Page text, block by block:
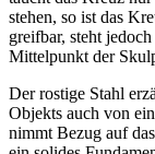
stehen, so ist das
greifbar, steht
Mittelpunkt der
Der rostige Stahl
Objekts auch von
nimmt Bezug auf